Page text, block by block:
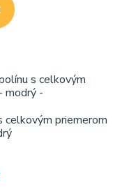
celkovým priemerom